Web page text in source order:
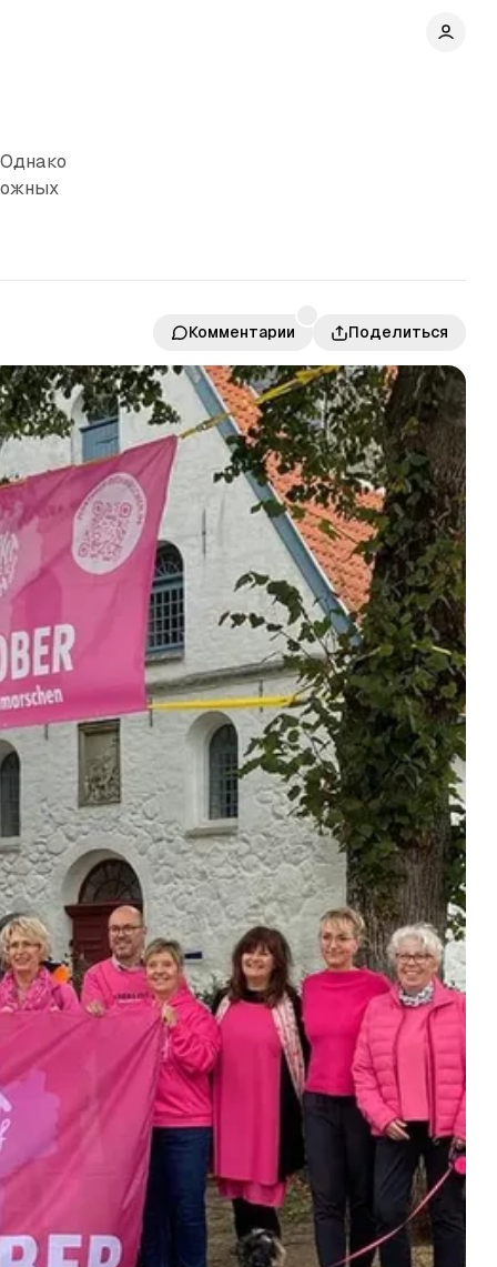
Комментарии Поделиться